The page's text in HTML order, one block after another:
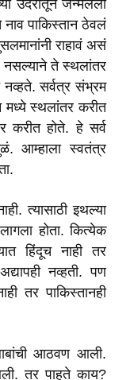
उदरातून जन्मलेली
पाकिस्तान ठेवलं
राहावं असं
नसल्याने ते स्थलांतर
सर्वत्र संभ्रम
मध्ये स्थलांतर करीत
करीत होते. हे सर्व
आम्हाला स्वतंत्र
त्यासाठी इथल्या
होता. कित्येक
हिंदूच नाही तर
नव्हती. पण
तर पाकिस्तानही
आठवण आली.
तर पाहते काय?